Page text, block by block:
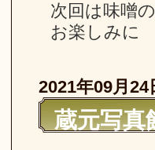
次回は味噌
お楽しみに
2021年09月24
蔵元写